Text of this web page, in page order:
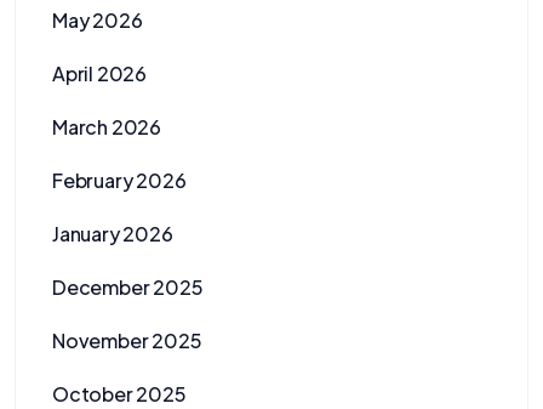
May 2026
April 2026
March 2026
February 2026
January 2026
December 2025
November 2025
October 2025